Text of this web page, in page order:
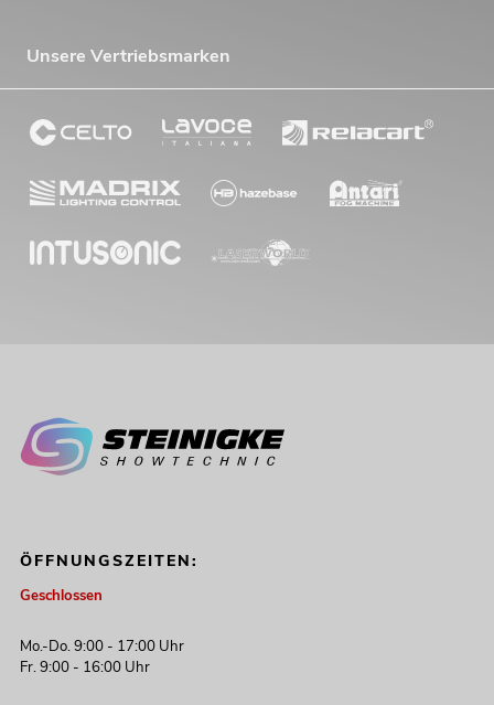
Unsere Vertriebsmarken
ÖFFNUNGSZEITEN:
Geschlossen
Mo.-Do. 9:00 - 17:00 Uhr
Fr. 9:00 - 16:00 Uhr